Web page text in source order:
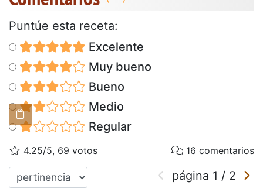
Puntúe esta receta:
Excelente
Muy bueno
Bueno
Medio
Regular
4.25/5, 69 votos 16 comentarios
página 1 / 2